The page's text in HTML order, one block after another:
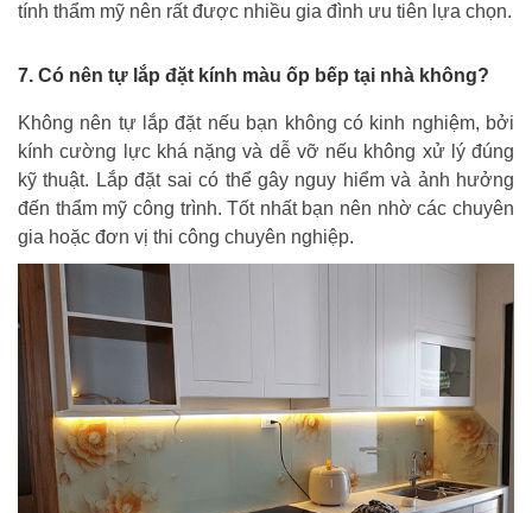
tính thẩm mỹ nên rất được nhiều gia đình ưu tiên lựa chọn.
7. Có nên tự lắp đặt kính màu ốp bếp tại nhà không?
Không nên tự lắp đặt nếu bạn không có kinh nghiệm, bởi
kính cường lực khá nặng và dễ vỡ nếu không xử lý đúng
kỹ thuật. Lắp đặt sai có thể gây nguy hiểm và ảnh hưởng
đến thẩm mỹ công trình. Tốt nhất bạn nên nhờ các chuyên
gia hoặc đơn vị thi công chuyên nghiệp.